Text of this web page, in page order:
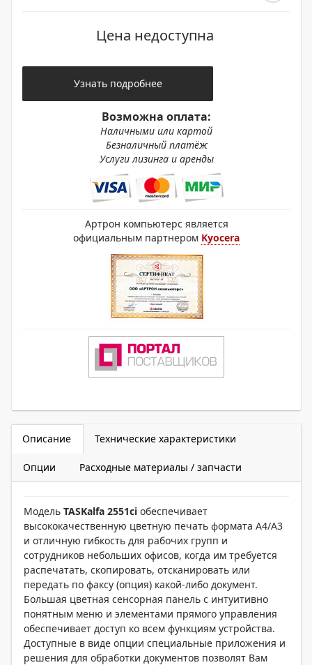
Цена недоступна
Узнать подробнее
Возможна оплата:
Наличными или картой
Безналичный платёж
Услуги лизинга и аренды
Артрон компьютерс является
официальным партнером Kyocera
Описание Технические характеристики
Опции Расходные материалы / запчасти
Модель TASKalfa 2551ci обеспечивает
высококачественную цветную печать формата А4/А3
и отличную гибкость для рабочих групп и
сотрудников небольших офисов, когда им требуется
распечатать, скопировать, отсканировать или
передать по факсу (опция) какой-либо документ.
Большая цветная сенсорная панель с интуитивно
понятным меню и элементами прямого управления
обеспечивает доступ ко всем функциям устройства.
Доступные в виде опции специальные приложения и
решения для обработки документов позволят Вам